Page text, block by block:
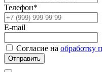
Телефон*
E-mail
Согласие на обработку
Отправить